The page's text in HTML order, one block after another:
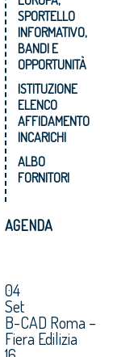
SPORTELLO
INFORMATIVO,
BANDI E
OPPORTUNITÀ
ISTITUZIONE
ELENCO
AFFIDAMENTO
INCARICHI
ALBO
FORNITORI
AGENDA
04
Set
B-CAD Roma –
Fiera Edilizia